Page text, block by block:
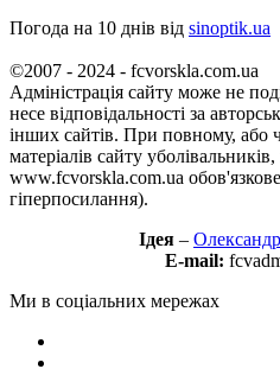
Погода на 10 днів від sinoptik.ua
©2007 - 2024 - fcvorskla.com.ua
Адміністрація сайту може не
несе відповідальності за
інших сайтів. При повному, або
матеріалів сайту
www.fcvorskla.com.ua обов'язкове
гіперпосилання).
Ідея –
E-mail:
Ми в соціальних мережах